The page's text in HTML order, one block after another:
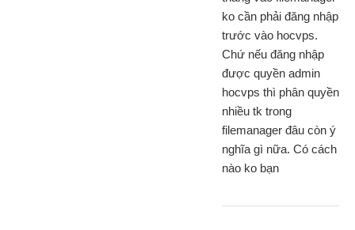
ko cần phải đăng nhập
trước vào hocvps.
Chứ nếu đăng nhập
được quyền admin
hocvps thì phân quyền
nhiều tk trong
filemanager đâu còn ý
nghĩa gì nữa. Có cách
nào ko bạn